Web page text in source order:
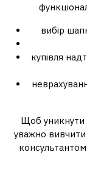
вибір
купівля
Щоб уникнути
уважно